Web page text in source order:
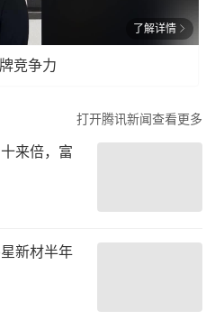
了解详情
竞争力
打开腾讯新闻查看更多
来倍，富
新材半年